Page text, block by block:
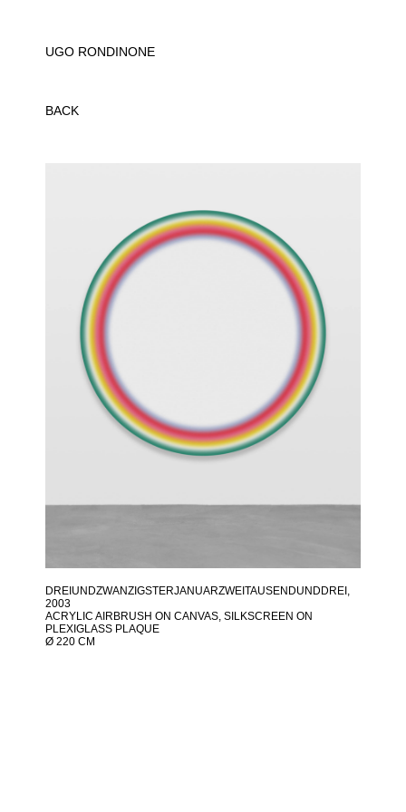
UGO RONDINONE
BACK
DREIUNDZWANZIGSTERJANUARZWEITAUSENDUNDDREI ,
2003
ACRYLIC AIRBRUSH ON CANVAS, SILKSCREEN ON
PLEXIGLASS PLAQUE
Ø 220 CM